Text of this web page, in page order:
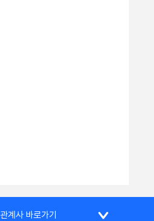
관계사 바로가기